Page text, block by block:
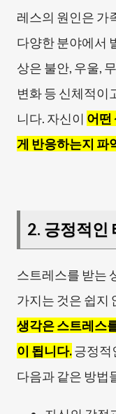
레스의 원인은 가
다양한 분야에서
상은 불안, 우울,
변화 등 신체적이
니다. 자신이 어떤
게 반응하는지 파
2. 긍정적인
스트레스를 받는
가지는 것은 쉽지
생각은 스트레스
이 됩니다.긍정적
다음과 같은 방법